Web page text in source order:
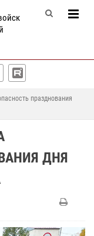
празднования
ДНЯ